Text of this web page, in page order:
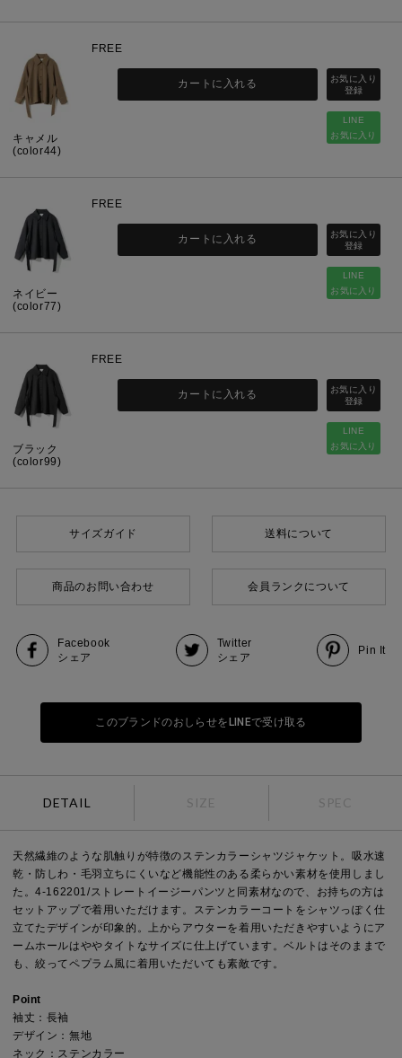
キャメル
(color44)
FREE
LINE
お気に入り
カートに入れる
ネイビー
(color77)
FREE
LINE
お気に入り
カートに入れる
ブラック
(color99)
FREE
LINE
お気に入り
カートに入れる
サイズガイド 送料について
商品のお問い合わせ 会員ランクについて
Facebook
シェア
Twitter
シェア
Pin It
このブランドのおしらせをLINEで受け取る
DETAIL SIZE SPEC
天然繊維のような肌触りが特徴のステンカラーシャツジャケット。吸水速
乾・防しわ・毛羽立ちにくいなど機能性のある柔らかい素材を使用しまし
た。4-162201/ストレートイージーパンツと同素材なので、お持ちの方は
セットアップで着用いただけます。ステンカラーコートをシャツっぽく仕
立てたデザインが印象的。上からアウターを着用いただきやすいようにア
ームホールはややタイトなサイズに仕上げています。ベルトはそのままで
も、絞ってペプラム風に着用いただいても素敵です。
Point
袖丈：長袖
デザイン：無地
ネック：ステンカラー